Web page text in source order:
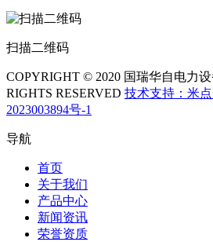
扫描二维码
COPYRIGHT © 2020 国瑞华自电力
RIGHTS RESERVED 技术支持：米
2023003894号-1
导航
首页
关于我们
产品中心
新闻资讯
荣誉资质